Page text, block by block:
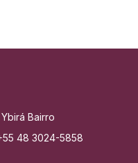
Bairro
48 3024-5858